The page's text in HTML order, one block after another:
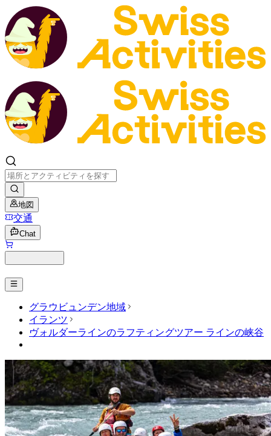
地図
交通
Chat
グラウビュンデン地域
イランツ
ヴォルダーラインのラフティングツアー ラインの峡谷